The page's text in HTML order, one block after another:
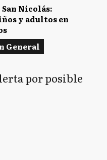
Nicolás:
y adultos en
General
por posible